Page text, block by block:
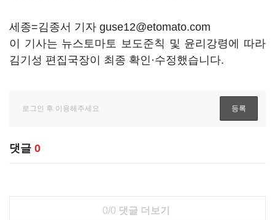
세종=김종서 기자 guse12@etomato.com
이 기사는 뉴스토마토 보도준칙 및 윤리강령에 따라
김기성 편집국장이 최종 확인·수정했습니다.
댓글 0
0/0 댓글 더보기